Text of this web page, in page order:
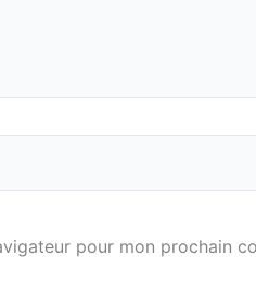
pour mon prochain